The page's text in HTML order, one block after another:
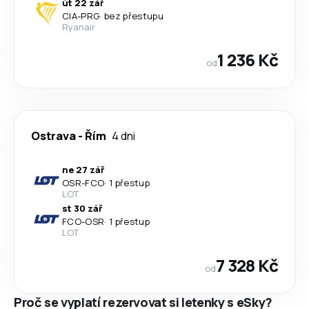
út 22 zář
CIA-PRG· bez přestupu
Ryanair
od1 236 Kč
Ostrava- Řím 4 dni
ne 27 zář
OSR-FCO· 1 přestup
LOT
st 30 zář
FCO-OSR· 1 přestup
LOT
od7 328 Kč
Proč se vyplatí rezervovat si letenky s eSky?